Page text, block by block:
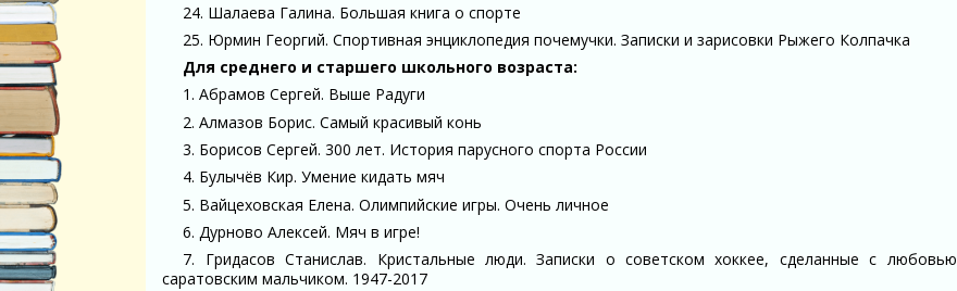
24. Шалаева Галина. Большая книга о спорте
25. Юрмин Георгий. Спортивная энциклопедия почемучки. Записки и зарисовки Рыжего Колпачка
Для среднего и старшего школьного возраста:
1. Абрамов Сергей. Выше Радуги
2. Алмазов Борис. Самый красивый конь
3. Борисов Сергей. 300 лет. История парусного спорта России
4. Булычёв Кир. Умение кидать мяч
5. Вайцеховская Елена. Олимпийские игры. Очень личное
6. Дурново Алексей. Мяч в игре!
7. Гридасов Станислав. Кристальные люди. Записки о советском хоккее, сделанные с любовью
саратовским мальчиком. 1947-2017